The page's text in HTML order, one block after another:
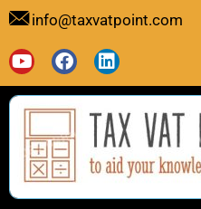
Skip
content
info@taxvatpoint.com
Y
o
u
t
u
b
e
F
a
c
e
b
o
o
k
L
i
n
k
e
d
i